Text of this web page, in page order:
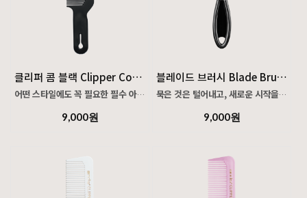
클리퍼 콤 블랙 Clipper Comb Black
어떤 스타일에도 꼭 필요한 필수 아이템입니다.
앤디스 블랙 클리퍼 콤은 날카로운 라인과 정밀한
9,000원
블레이드 브러시 Blade Brush
묵은 것은 털어내고, 새로운 시작을 준비하세요.
앤디스 전용 블레이드 브러시는 날 사이사이의
9,000원